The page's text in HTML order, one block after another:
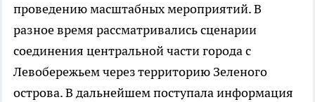
проведению масштабных мероприятий. В
разное время рассматривались сценарии
соединения центральной части города с
Левобережьем через территорию Зеленого
острова. В дальнейшем поступала информация